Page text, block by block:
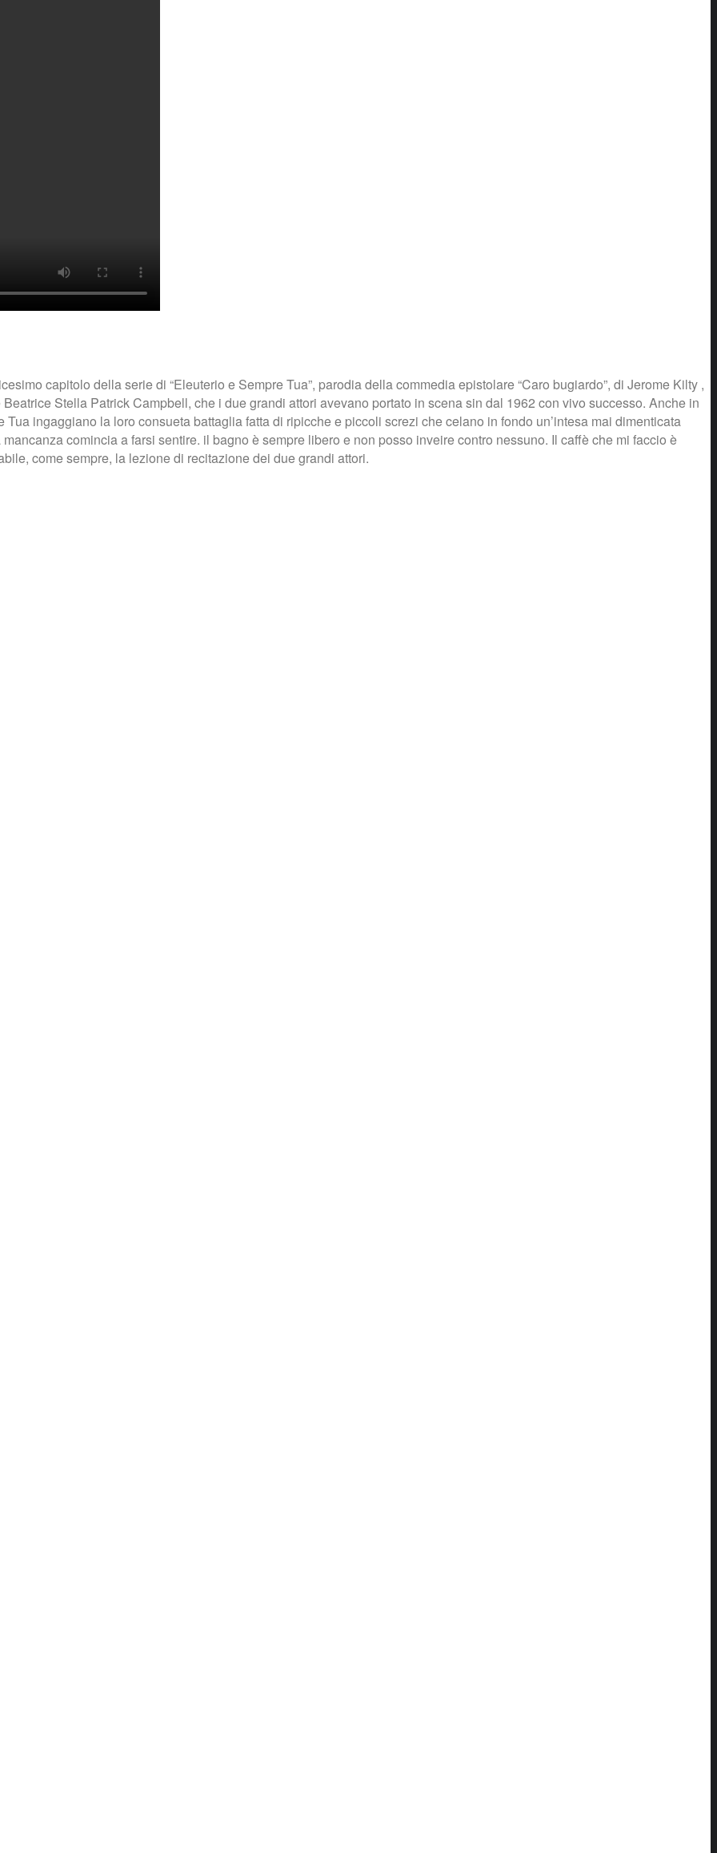
capitolo della serie di “Eleuterio e Sempre Tua”, parodia della commedia epistolare “Caro bugiardo”, di Jerome Kilty ,
Stella Patrick Campbell, che i due grandi attori avevano portato in scena sin dal 1962 con vivo successo. Anche in
ingaggiano la loro consueta battaglia fatta di ripicche e piccoli screzi che celano in fondo un’intesa mai dimenticata
comincia a farsi sentire. il bagno è sempre libero e non posso inveire contro nessuno. Il caffè che mi faccio è
come sempre, la lezione di recitazione dei due grandi attori.